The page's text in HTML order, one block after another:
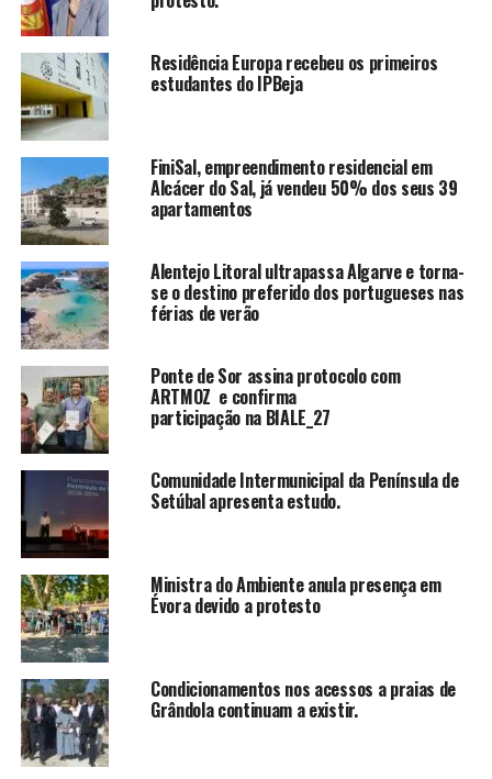
Residência Europa recebeu os primeiros
estudantes do IPBeja
FiniSal, empreendimento residencial em
Alcácer do Sal, já vendeu 50% dos seus 39
apartamentos
Alentejo Litoral ultrapassa Algarve e torna-
se o destino preferido dos portugueses nas
férias de verão
Ponte de Sor assina protocolo com
ARTMOZ e confirma
participação na BIALE_27
Comunidade Intermunicipal da Península de
Setúbal apresenta estudo.
Ministra do Ambiente anula presença em
Évora devido a protesto
Condicionamentos nos acessos a praias de
Grândola continuam a existir.